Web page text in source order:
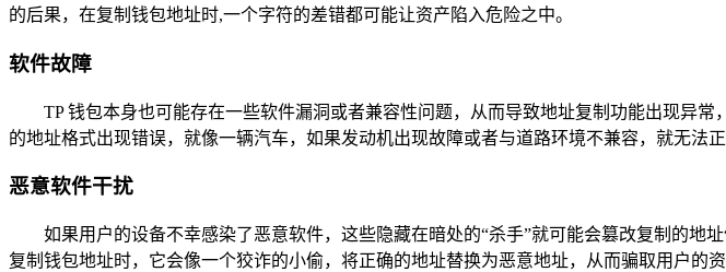
的后果，在复制钱包地址时,一个字符的差错都可能让资产陷入危险之中。
软件故障
TP 钱包本身也可能存在一些软件漏洞或者兼容性问题，从而导致地址复制功能出现异
的地址格式出现错误，就像一辆汽车，如果发动机出现故障或者与道路环境不兼容，就无法
恶意软件干扰
如果用户的设备不幸感染了恶意软件，这些隐藏在暗处的“杀手”就可能会篡改复制的
复制钱包地址时，它会像一个狡诈的小偷，将正确的地址替换为恶意地址，从而骗取用户的